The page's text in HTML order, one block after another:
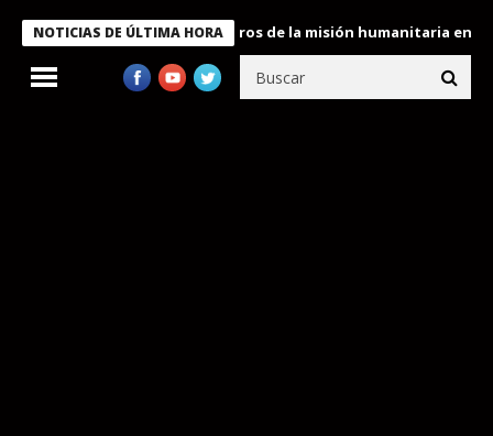
NOTICIAS DE ÚLTIMA HORA
condecora a miembros de la misión humanitaria enviada a